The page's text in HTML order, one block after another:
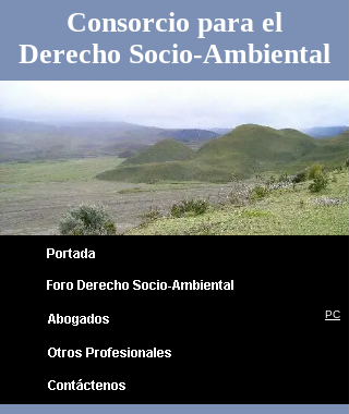
Consorcio para el
Derecho Socio-Ambiental
PC